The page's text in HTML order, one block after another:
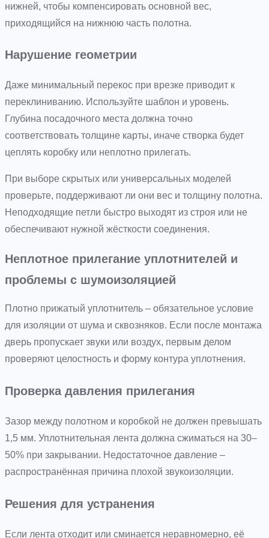
нижней, чтобы компенсировать основной вес,
приходящийся на нижнюю часть полотна.
Нарушение геометрии
Даже минимальный перекос при врезке приводит к
переклиниванию. Используйте шаблон и уровень.
Глубина посадочного места должна точно
соответствовать толщине карты, иначе створка будет
цеплять коробку или неплотно прилегать.
При выборе скрытых или универсальных моделей
проверьте, поддерживают ли они вес и толщину полотна.
Неподходящие петли быстро выходят из строя или не
обеспечивают нужной жёсткости соединения.
Неплотное прилегание уплотнителей и
проблемы с шумоизоляцией
Плотно прижатый уплотнитель – обязательное условие
для изоляции от шума и сквозняков. Если после монтажа
дверь пропускает звуки или воздух, первым делом
проверяют целостность и форму контура уплотнения.
Проверка давления прилегания
Зазор между полотном и коробкой не должен превышать
1,5 мм. Уплотнительная лента должна сжиматься на 30–
50% при закрывании. Недостаточное давление –
распространённая причина плохой звукоизоляции.
Решения для устранения
Если лента отходит или сминается неравномерно, её